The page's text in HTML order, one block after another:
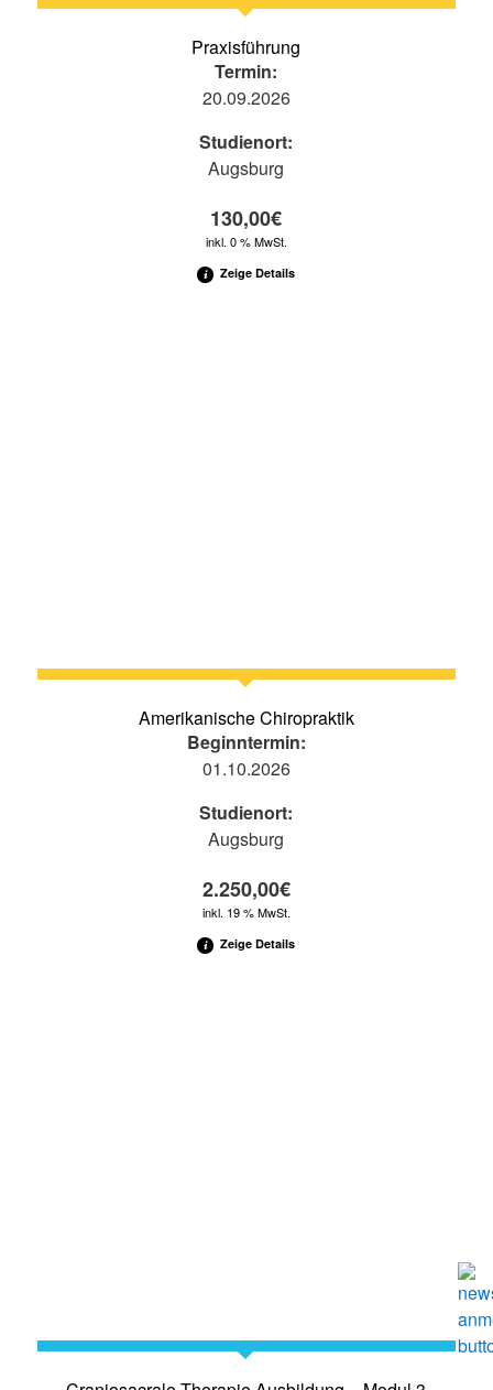
Praxisführung
Termin:
20.09.2026
Studienort:
Augsburg
130,00€
inkl. 0 % MwSt.
Zeige Details
Amerikanische Chiropraktik
Beginntermin:
01.10.2026
Studienort:
Augsburg
2.250,00€
inkl. 19 % MwSt.
Zeige Details